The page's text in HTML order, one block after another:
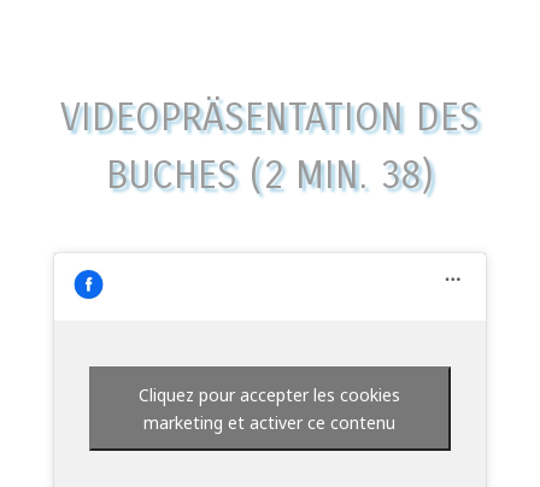
VIDEOPRÄSENTATION DES
BUCHES (2 MIN. 38)
Cliquez pour accepter les cookies
marketing et activer ce contenu